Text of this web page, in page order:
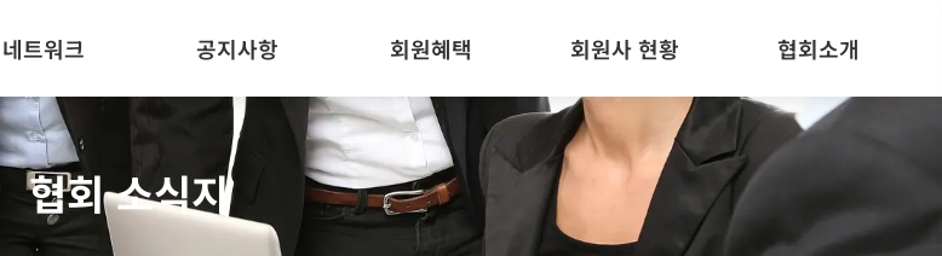
네트워크 공지사항 회원혜택 회원사 현황 협회소개
협회 소식지